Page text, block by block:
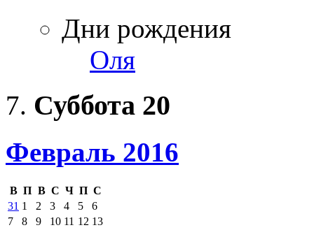
Дни рождения
Оля
Суббота 20
Февраль 2016
В П В С Ч П С
31 1 2 3 4 5
6
7
8 9 10 11 12 13